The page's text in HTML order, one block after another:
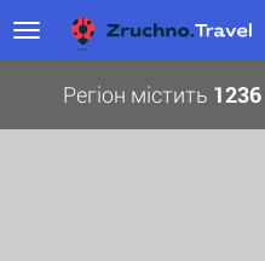
Регіон містить 1236